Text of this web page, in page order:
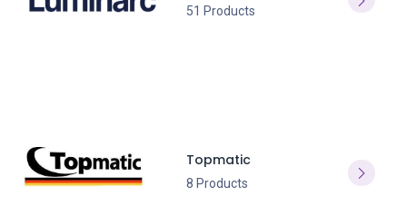
51 Products
Topmatic
8 Products